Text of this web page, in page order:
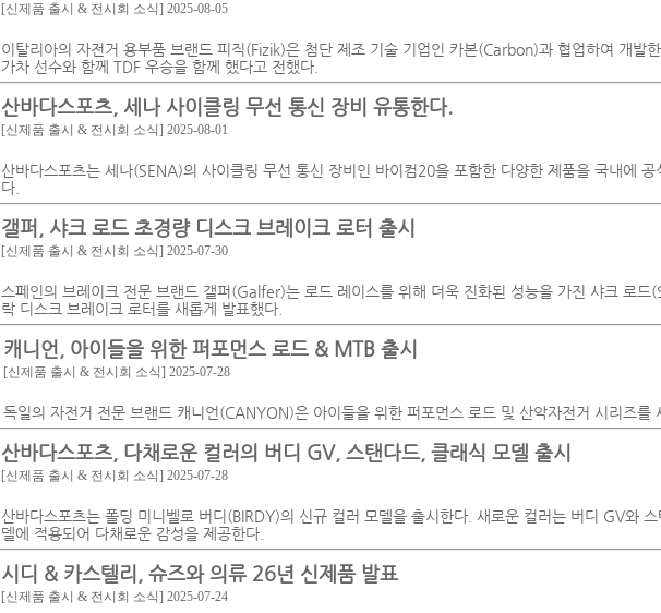
[신제품 출시 & 전시회 소식] 2025-08-05
이탈리아의 자전거 용부품 브랜드 피직(Fizik)은 첨단 제조 기술 기업인 카본(Carbon)과 협업하여 개발
가차 선수와 함께 TDF 우승을 함께 했다고 전했다.
산바다스포츠, 세나 사이클링 무선 통신 장비 유통한다.
[신제품 출시 & 전시회 소식] 2025-08-01
산바다스포츠는 세나(SENA)의 사이클링 무선 통신 장비인 바이컴20을 포함한 다양한 제품을 국내에 공
다.
갤퍼, 샤크 로드 초경량 디스크 브레이크 로터 출시
[신제품 출시 & 전시회 소식] 2025-07-30
스페인의 브레이크 전문 브랜드 갤퍼(Galfer)는 로드 레이스를 위해 더욱 진화된 성능을 가진 샤크 로드
락 디스크 브레이크 로터를 새롭게 발표했다.
캐니언, 아이들을 위한 퍼포먼스 로드 & MTB 출시
[신제품 출시 & 전시회 소식] 2025-07-28
독일의 자전거 전문 브랜드 캐니언(CANYON)은 아이들을 위한 퍼포먼스 로드 및 산악자전거 시리즈를
산바다스포츠, 다채로운 컬러의 버디 GV, 스탠다드, 클래식 모델 출시
[신제품 출시 & 전시회 소식] 2025-07-28
산바다스포츠는 폴딩 미니벨로 버디(BIRDY)의 신규 컬러 모델을 출시한다. 새로운 컬러는 버디 GV와
델에 적용되어 다채로운 감성을 제공한다.
시디 & 카스텔리, 슈즈와 의류 26년 신제품 발표
[신제품 출시 & 전시회 소식] 2025-07-24